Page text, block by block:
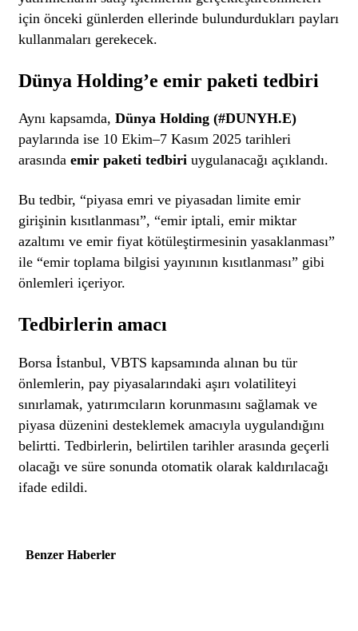
için önceki günlerden ellerinde bulundurdukları payları
kullanmaları gerekecek.
Dünya Holding’e emir paketi tedbiri
Aynı kapsamda,Dünya Holding (#DUNYH.E)
paylarında ise 10 Ekim–7 Kasım 2025 tarihleri
arasındaemir paketi tedbiri uygulanacağı açıklandı.
Bu tedbir, “piyasa emri ve piyasadan limite emir
girişinin kısıtlanması”, “emir iptali, emir miktar
azaltımı ve emir fiyat kötüleştirmesinin yasaklanması”
ile “emir toplama bilgisi yayınının kısıtlanması” gibi
önlemleri içeriyor.
Tedbirlerin amacı
Borsa İstanbul, VBTS kapsamında alınan bu tür
önlemlerin, pay piyasalarındaki aşırı volatiliteyi
sınırlamak, yatırımcıların korunmasını sağlamak ve
piyasa düzenini desteklemek amacıyla uygulandığını
belirtti. Tedbirlerin, belirtilen tarihler arasında geçerli
olacağı ve süre sonunda otomatik olarak kaldırılacağı
ifade edildi.
Benzer Haberler